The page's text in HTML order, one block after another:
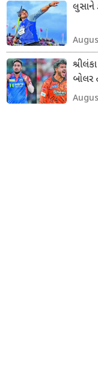
લુસાને
બોલર
નિગમ